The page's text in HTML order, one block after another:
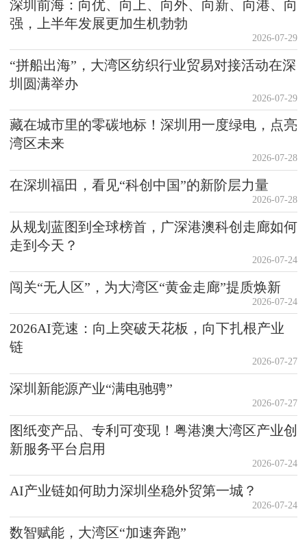
深圳前海：向优、向上、向外、向新、向港、向
强，上半年发展更加生机勃勃
2026-07-29
“拼船出海”，大湾区纺织行业贸易对接活动在深
圳圆满举办
2026-07-29
藏在城市里的零碳地标！深圳用一度绿电，点亮
湾区未来
2026-07-28
在深圳福田，看见“科创中国”的新阶层力量
2026-07-28
从规划蓝图到全球榜首，广深港澳科创走廊如何
走到今天？
2026-07-24
闯关“无人区”，为大湾区“黄金走廊”提质焕新
2026-07-24
2026AI竞速：向上突破天花板，向下扎根产业
链
2026-07-27
深圳新能源产业“满电驰骋”
2026-07-27
图纸变产品、专利可变现！粤港澳大湾区产业创
新服务平台启用
2026-07-24
AI产业链如何助力深圳坐稳外贸第一城？
2026-07-24
数智赋能，大湾区“加速奔跑”